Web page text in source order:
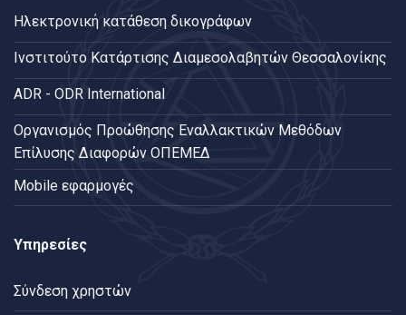
Ηλεκτρονική κατάθεση δικογράφων
Ινστιτούτο Κατάρτισης Διαμεσολαβητών Θεσσαλονίκης
ADR - ODR International
Oργανισμός Προώθησης Εναλλακτικών Μεθόδων
Επίλυσης Διαφορών ΟΠΕΜΕΔ
Mobile εφαρμογές
Υπηρεσίες
Σύνδεση χρηστών